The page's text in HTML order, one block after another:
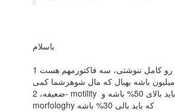
باسلام
جواب آزمایش رو کامل ننوشتی، سه فاکتورمهم هست 1-count
که باید حداقل 20 میلیون باشه بهبال که مال شوهرشما کمی
ضعیفه، 2- motility که باید بالای 50% باشه و normal
morfologhy که باید بالی 30% باشه